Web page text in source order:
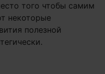
того чтобы самим
некоторые
полезной